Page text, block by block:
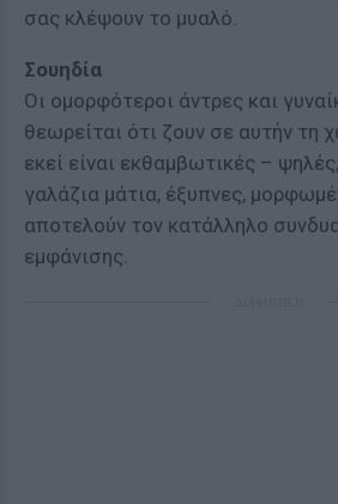
σας κλέψουν το μυαλό.
Σουηδία
Οι ομορφότεροι άντρες και
θεωρείται ότι ζουν σε αυτήν τη
εκεί είναι εκθαμβωτικές –
γαλάζια μάτια, έξυπνες,
αποτελούν τον κατάλληλο
εμφάνισης.